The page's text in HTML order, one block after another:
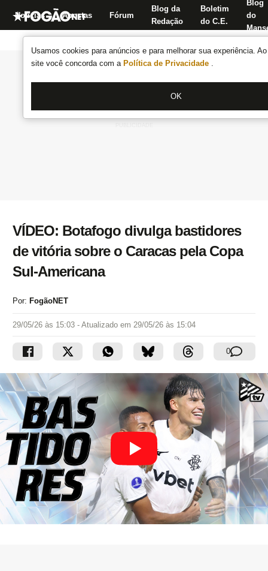
Usamos cookies para anúncios e para melhorar sua experiência.
site você concorda com a Política de Privacidade .
OK
Notícias Apostas Fórum
Blog da
Redação
Boletim
do C.E.
Blog
do
VÍDEO: Botafogo divulga bastidores
de vitória sobre o Caracas pela Copa
Sul-Americana
Por: FogãoNET
29/05/26 às 15:03 - Atualizado em 29/05/26 às 15:04
0